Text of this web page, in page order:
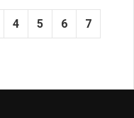
4 5 6 7